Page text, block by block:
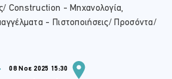
Construction - Μηχανολογία,
- Πιστοποιήσεις/ Προσόντα/
08 Νοε 2025 15:30